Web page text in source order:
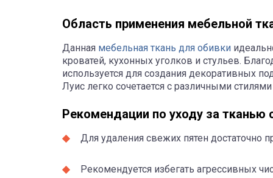
Область применения мебельной
Данная мебельная ткань для обивки
кроватей, кухонных уголков и стульев.
используется для создания декоративных
Луис легко сочетается с различными стилями
Рекомендации по уходу за тканью
Для удаления свежих пятен достаточно
Рекомендуется избегать агрессивных